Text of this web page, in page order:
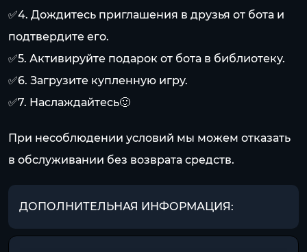
✅4. Дождитесь приглашения в друзья от бота и
подтвердите его.
✅5. Активируйте подарок от бота в библиотеку.
✅6. Загрузите купленную игру.
✅7. Наслаждайтесь🙂
При несоблюдении условий мы можем отказать
в обслуживании без возврата средств.
ДОПОЛНИТЕЛЬНАЯ ИНФОРМАЦИЯ: